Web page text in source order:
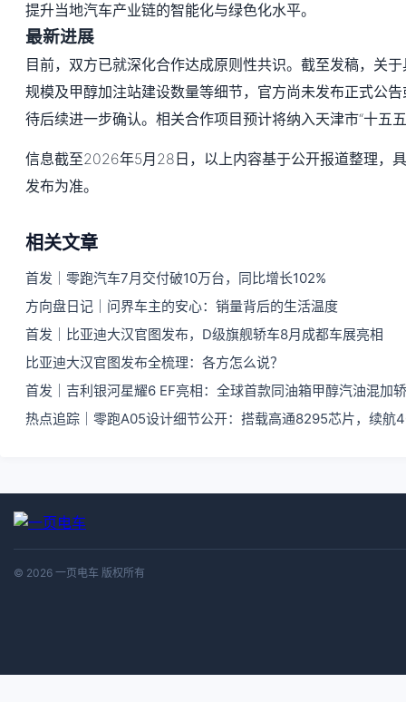
提升当地汽车产业链的智能化与绿色化水平。
最新进展
目前，双方已就深化合作达成原则性共识。截至发稿，关
规模及甲醇加注站建设数量等细节，官方尚未发布正式公
待后续进一步确认。相关合作项目预计将纳入天津市“十五
信息截至2026年5月28日，以上内容基于公开报道整理，
发布为准。
相关文章
首发｜零跑汽车7月交付破10万台，同比增长102%
方向盘日记｜问界车主的安心：销量背后的生活温度
首发｜比亚迪大汉官图发布，D级旗舰轿车8月成都车展亮相
比亚迪大汉官图发布全梳理：各方怎么说？
首发｜吉利银河星耀6 EF亮相：全球首款同油箱甲醇汽油混加
热点追踪｜零跑A05设计细节公开：搭载高通8295芯片，续航
© 2026 一页电车 版权所有